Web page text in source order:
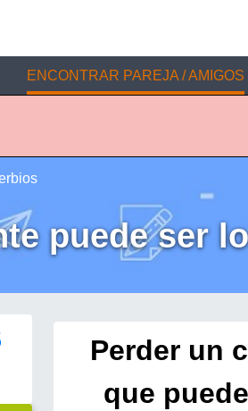
ENCONTRAR PAREJA / AMIGOS
puede ser
Perder un
que